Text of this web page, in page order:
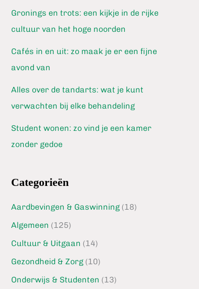
Gronings en trots: een kijkje in de rijke
cultuur van het hoge noorden
Cafés in en uit: zo maak je er een fijne
avond van
Alles over de tandarts: wat je kunt
verwachten bij elke behandeling
Student wonen: zo vind je een kamer
zonder gedoe
Categorieën
Aardbevingen & Gaswinning (18)
Algemeen (125)
Cultuur & Uitgaan (14)
Gezondheid & Zorg (10)
Onderwijs & Studenten (13)